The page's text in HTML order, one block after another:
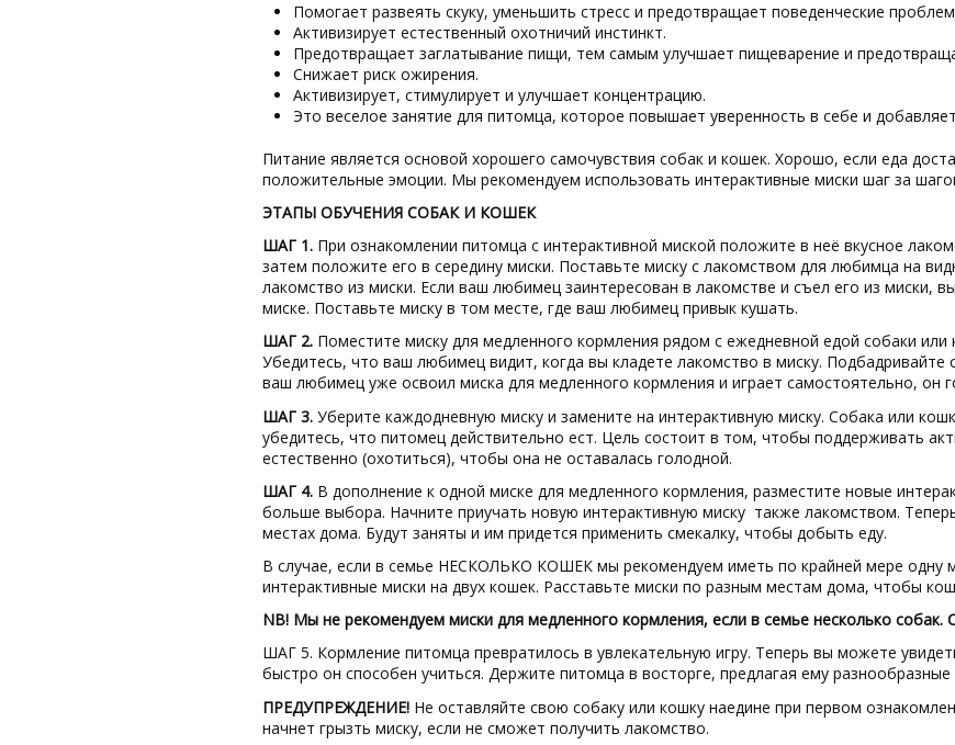
Помогает развеять скуку, уменьшить стресс и предотвращает поведенческие
Активизирует естественный охотничий инстинкт.
Предотвращает заглатывание пищи, тем самым улучшает пищеварение и
Снижает риск ожирения.
Активизирует, стимулирует и улучшает концентрацию.
Это веселое занятие для питомца, которое повышает уверенность в себе и
Питание является основой хорошего самочувствия собак и кошек. Хорошо, если еда
положительные эмоции. Мы рекомендуем использовать интерактивные миски шаг за
ЭТАПЫ ОБУЧЕНИЯ СОБАК И КОШЕК
ШАГ 1. При ознакомлении питомца с интерактивной миской положите в неё вкусное
затем положите его в середину миски. Поставьте миску с лакомством для любимца на
лакомство из миски. Если ваш любимец заинтересован в лакомстве и съел его из миски,
миске. Поставьте миску в том месте, где ваш любимец привык кушать.
ШАГ 2. Поместите миску для медленного кормления рядом с ежедневной едой собаки
Убедитесь, что ваш любимец видит, когда вы кладете лакомство в миску.
ваш любимец уже освоил миска для медленного кормления и играет самостоятельно, он
ШАГ 3. Уберите каждодневную миску и замените на интерактивную миску. Собака или
убедитесь, что питомец действительно ест. Цель состоит в том, чтобы поддерживать
естественно (охотиться), чтобы она не оставалась голодной.
ШАГ 4. В дополнение к одной миске для медленного кормления, разместите новые
больше выбора. Начните приучать новую интерактивную миску также лакомством.
местах дома. Будут заняты и им придется применить смекалку, чтобы добыть еду.
В случае, если в семье НЕСКОЛЬКО КОШЕК мы рекомендуем иметь по крайней мере одну
интерактивные миски на двух кошек. Расставьте миски по разным местам дома, чтобы
NB! Мы не рекомендуем миски для медленного кормления, если в семье несколько собак.
ШАГ 5. Кормление питомца превратилось в увлекательную игру. Теперь вы можете
быстро он способен учиться. Держите питомца в восторге, предлагая ему
ПРЕДУПРЕЖДЕНИЕ! Не оставляйте свою собаку или кошку наедине при первом
начнет грызть миску, если не сможет получить лакомство.